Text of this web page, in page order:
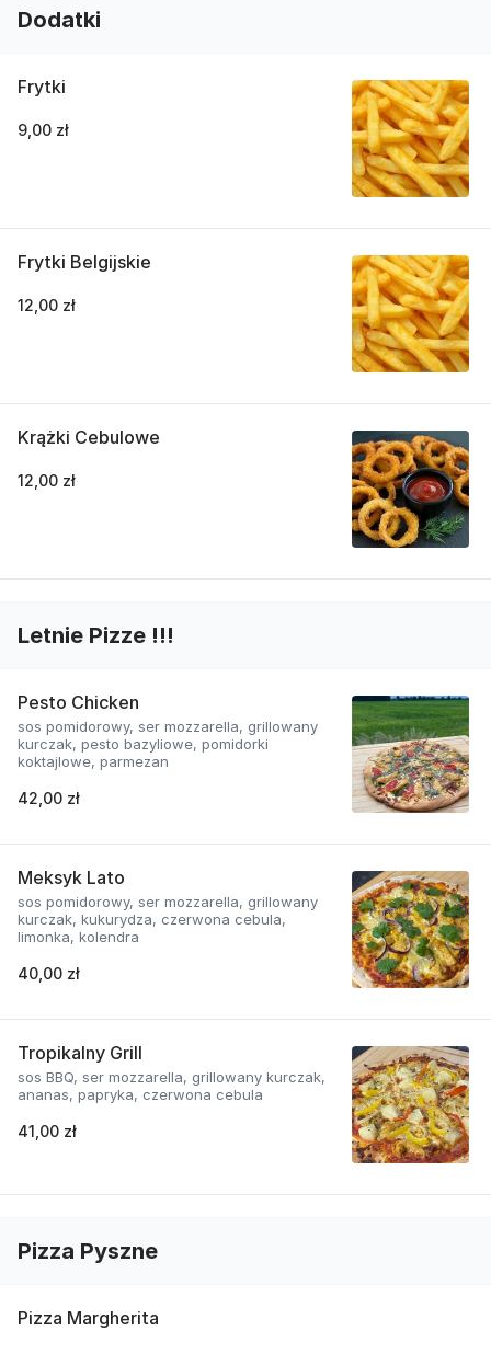
Dodatki
Frytki
9,00 zł
Frytki Belgijskie
12,00 zł
Krążki Cebulowe
12,00 zł
Letnie Pizze !!!
Pesto Chicken
sos pomidorowy, ser mozzarella, grillowany
kurczak, pesto bazyliowe, pomidorki
koktajlowe, parmezan
42,00 zł
Meksyk Lato
sos pomidorowy, ser mozzarella, grillowany
kurczak, kukurydza, czerwona cebula,
limonka, kolendra
40,00 zł
Tropikalny Grill
sos BBQ, ser mozzarella, grillowany kurczak,
ananas, papryka, czerwona cebula
41,00 zł
Pizza Pyszne
Pizza Margherita